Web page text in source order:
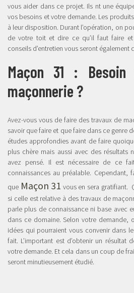
vous aider dans ce projet. Ils nt une
vos besoins et votre demande. Les
à leur disposition. Durant l’opération, on
de votre toit et dire ce qu’il faut faire et
conseils d’entretien vous seront également
Maçon 31 :
maçonnerie ?
Avez-vous vous de faire des travaux de
savoir que faire et que faire dans ce genre
études approfondies avant de faire
plus chère mais aussi avec des résultats
avez pensé. Il est nécessaire de ce
connaissances au préalable. Cependant,
que Maçon 31 vous en sera gratifiant.
si celle est relative à des travaux de
parle plus de connaissance ni base avec
dans ce domaine. Selon votre demande,
idées qui pourraient vous convenir dans
fait. L’important est d’obtenir un résultat
votre demande. Et cela dans un coup de
seront minutieusement étudié.